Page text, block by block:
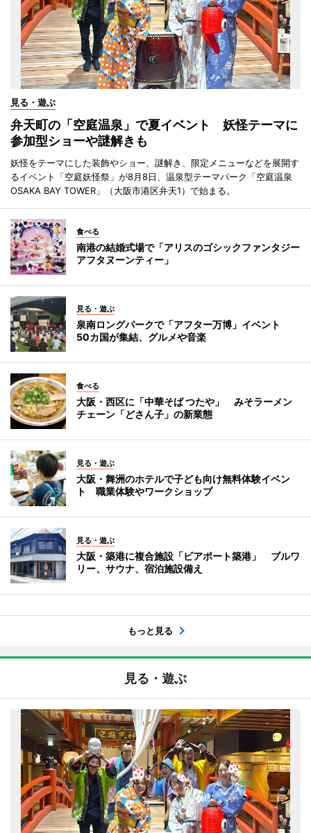
見る・遊ぶ
弁天町の「空庭温泉」で夏イベント 妖怪テーマに
参加型ショーや謎解きも
妖怪をテーマにした装飾やショー、謎解き、限定メニューなどを展開す
るイベント「空庭妖怪祭」が8月8日、温泉型テーマパーク「空庭温泉
OSAKA BAY TOWER」（大阪市港区弁天1）で始まる。
食べる
南港の結婚式場で「アリスのゴシックファンタジー
アフタヌーンティー」
見る・遊ぶ
泉南ロングパークで「アフター万博」イベント
50カ国が集結、グルメや音楽
食べる
大阪・西区に「中華そば つたや」 みそラーメン
チェーン「どさん子」の新業態
見る・遊ぶ
大阪・舞洲のホテルで子ども向け無料体験イベン
ト 職業体験やワークショップ
見る・遊ぶ
大阪・築港に複合施設「ビアポート築港」 ブルワ
リー、サウナ、宿泊施設備え
もっと見る
見る・遊ぶ